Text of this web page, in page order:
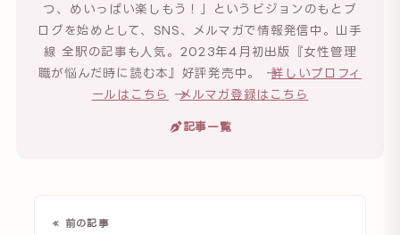
つ、めいっぱい楽しもう！」というビジョンのもとブ
ログを始めとして、SNS、メルマガで情報発信中。山手
線 全駅の記事も人気。2023年4月初出版『女性管理
職が悩んだ時に読む本』好評発売中。 →詳しいプロフィ
ールはこちら
→メルマガ登録はこちら
記事一覧
« 前の記事